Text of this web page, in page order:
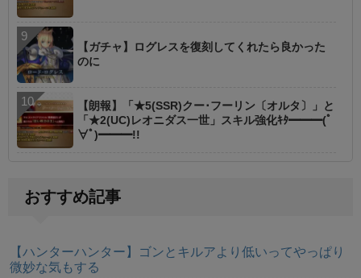
【ガチャ】ログレスを復刻してくれたら良かった
のに
【朗報】「★5(SSR)クー･フーリン〔オルタ〕」と
「★2(UC)レオニダス一世」スキル強化ｷﾀ━━━(ﾟ
∀ﾟ)━━━!!
おすすめ記事
【ハンターハンター】ゴンとキルアより低いってやっぱり
微妙な気もする